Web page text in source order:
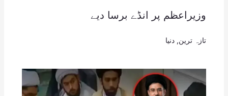
وزیراعظم پر انڈے برسا دیے
تازہ ترین دنیا